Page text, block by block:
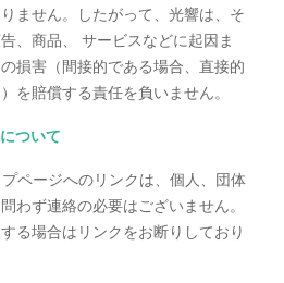
ません。したがって、光響は、そ
、商品、 サービスなどに起因ま
損害（間接的である場合、直接的
を賠償する責任を負いません。
ついて
ページへのリンクは、個人、団体
わず連絡の必要はございません。
る場合はリンクをお断りしており